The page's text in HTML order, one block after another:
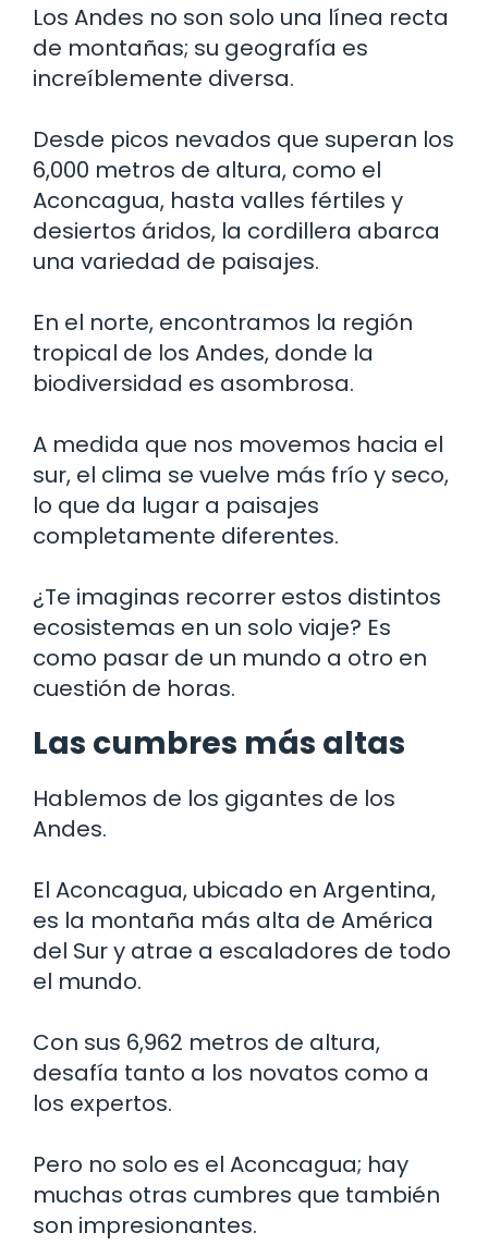
Los Andes no son solo una línea recta
de montañas; su geografía es
increíblemente diversa.
Desde picos nevados que superan los
6,000 metros de altura, como el
Aconcagua, hasta valles fértiles y
desiertos áridos, la cordillera abarca
una variedad de paisajes.
En el norte, encontramos la región
tropical de los Andes, donde la
biodiversidad es asombrosa.
A medida que nos movemos hacia el
sur, el clima se vuelve más frío y seco,
lo que da lugar a paisajes
completamente diferentes.
¿Te imaginas recorrer estos distintos
ecosistemas en un solo viaje? Es
como pasar de un mundo a otro en
cuestión de horas.
Las cumbres más altas
Hablemos de los gigantes de los
Andes.
El Aconcagua, ubicado en Argentina,
es la montaña más alta de América
del Sur y atrae a escaladores de todo
el mundo.
Con sus 6,962 metros de altura,
desafía tanto a los novatos como a
los expertos.
Pero no solo es el Aconcagua; hay
muchas otras cumbres que también
son impresionantes.